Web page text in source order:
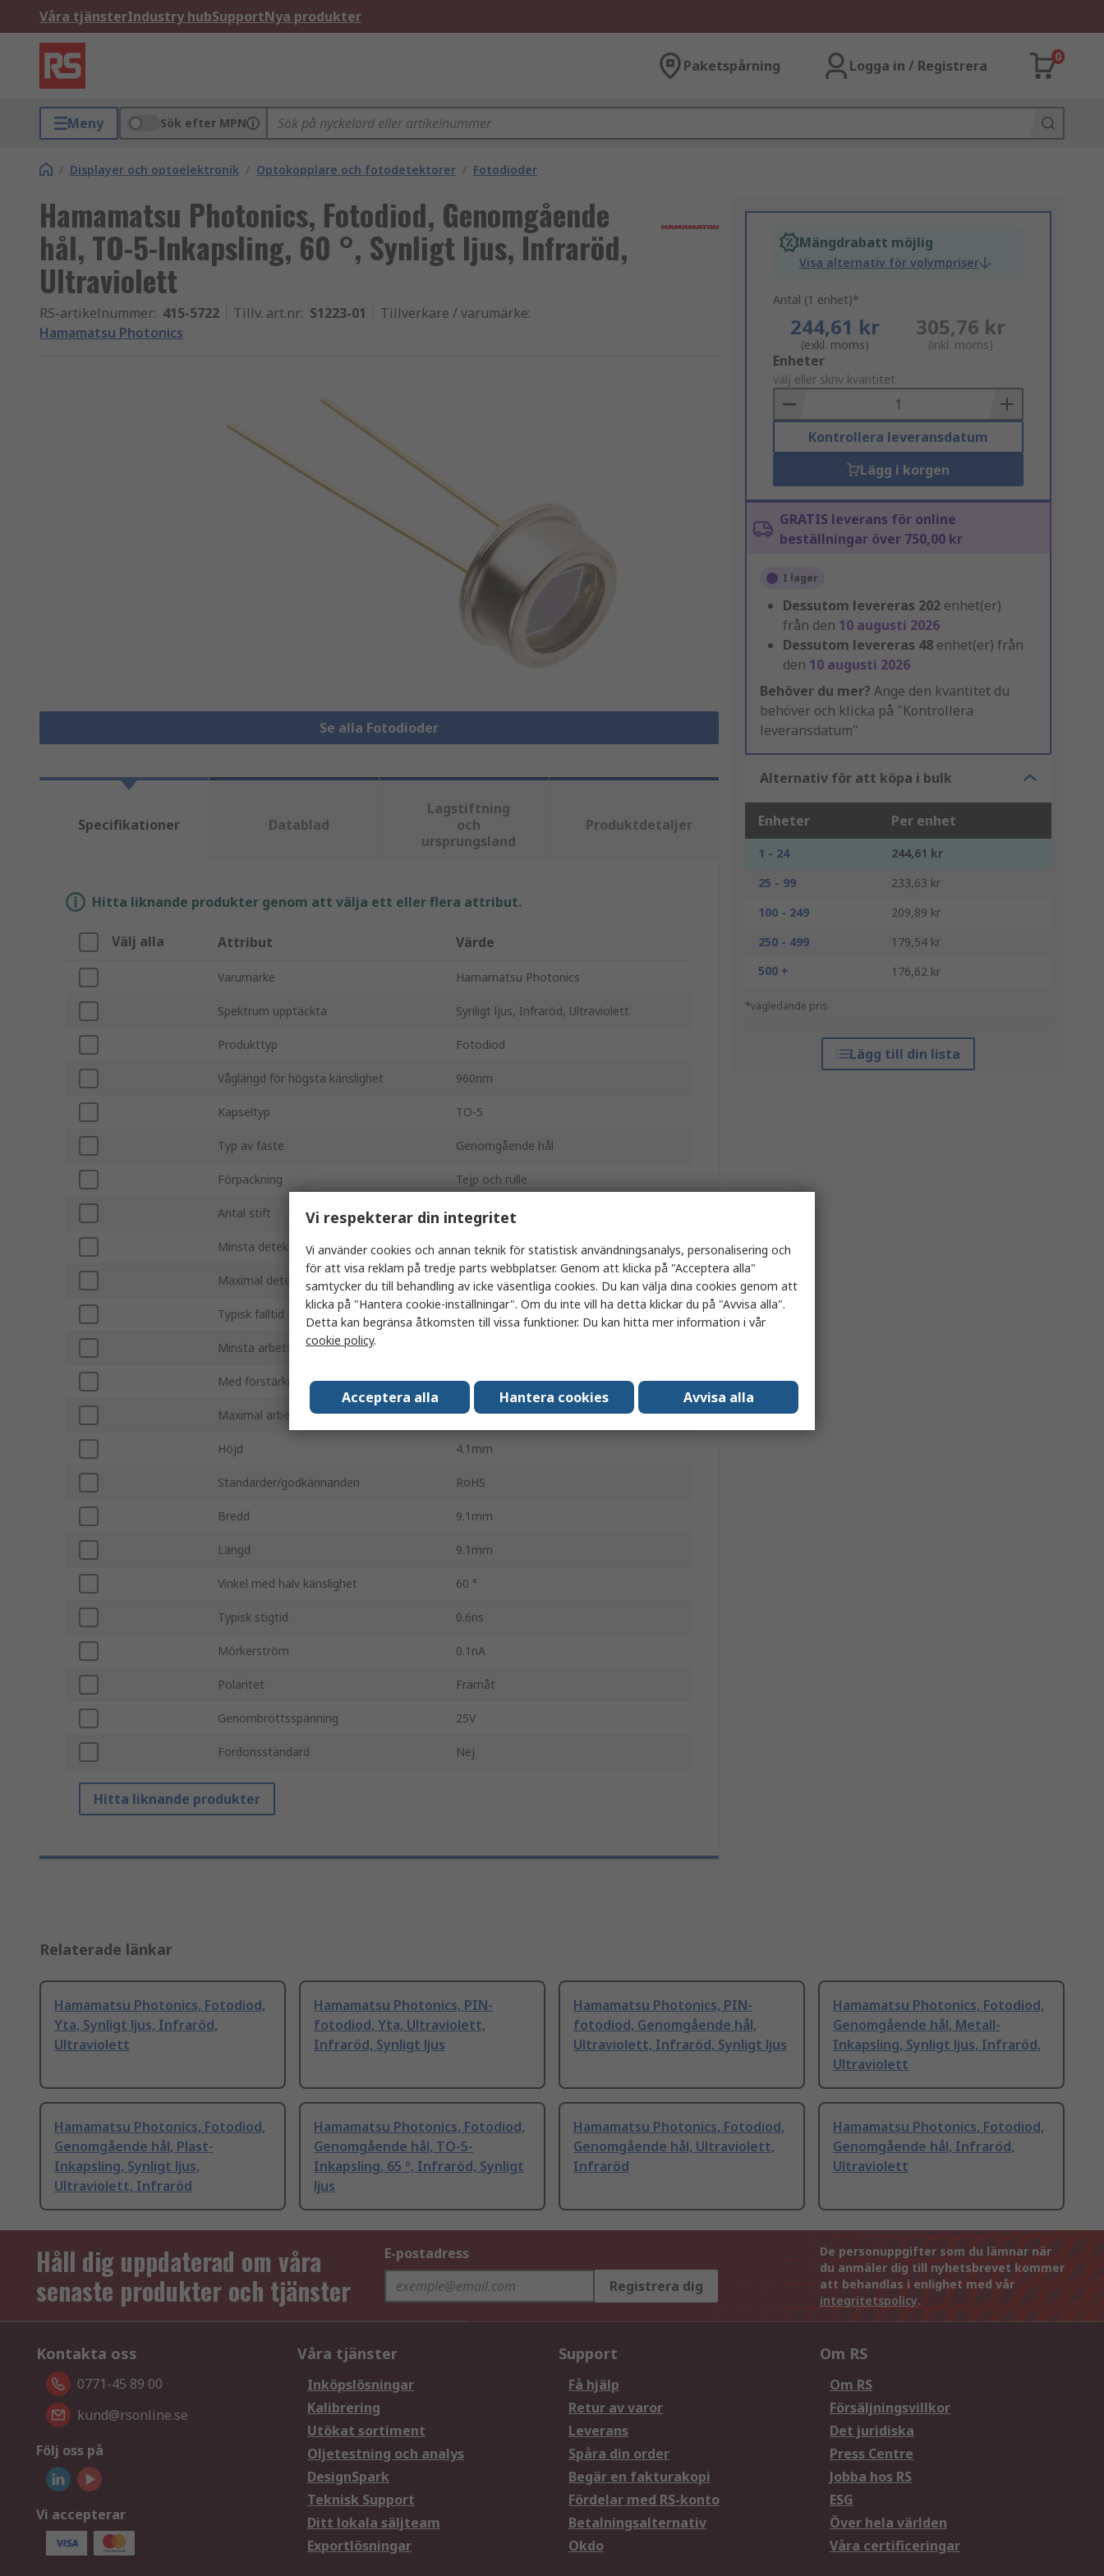
Våra tjänsterIndustry hubSupportNya produkter
Paketspårning Logga in / Registrera
0
Meny Sök efter MPN
/ Displayer och optoelektronik / Optokopplare och fotodetektorer / Fotodioder
Hamamatsu Photonics, Fotodiod, Genomgående
hål, TO-5-Inkapsling, 60 °, Synligt ljus, Infraröd,
Ultraviolett
RS-artikelnummer: 415-5722 Tillv. art.nr: S1223-01 Tillverkare / varumärke:
Hamamatsu Photonics
Se alla Fotodioder
Mängdrabatt möjlig
Visa alternativ för volympriser
Antal (1 enhet)*
244,61 kr
(exkl. moms)
305,76 kr
(inkl. moms)
Add
to
Basket
Enheter
välj eller skriv kvantitet
Kontrollera leveransdatum
Lägg i korgen
GRATIS leverans för online
beställningar över 750,00 kr
I lager
Dessutom levereras 202 enhet(er)
från den 10 augusti 2026
Dessutom levereras 48 enhet(er) från
den 10 augusti 2026
Behöver du mer? Ange den kvantitet du
behöver och klicka på "Kontrollera
leveransdatum"
Alternativ för att köpa i bulk
Enheter Per enhet
1 - 24
244,61 kr
25 - 99
233,63 kr
100 - 249
209,89 kr
250 - 499
179,54 kr
500 +
176,62 kr
*vägledande pris
Lägg till din lista
Specifikationer Datablad
Lagstiftning
och
ursprungsland
Produktdetaljer
Hitta liknande produkter genom att välja ett eller flera attribut.
Välj alla Attribut Värde
Varumärke Hamamatsu Photonics
Spektrum upptäckta Synligt ljus, Infraröd, Ultraviolett
Produkttyp Fotodiod
Våglängd för högsta känslighet 960nm
Kapseltyp TO-5
Typ av fäste Genomgående hål
Förpackning Tejp och rulle
Antal stift 2
Minsta detekterade våglängd 320nm
Maximal detekterad våglängd 1100nm
Typisk falltid 0.6ns
Minsta arbetsstemperatur
Med förstärkning Nej
Maximal arbetstemperatur 85°C
Höjd 4.1mm
Standarder/godkännanden RoHS
Bredd 9.1mm
Längd 9.1mm
Vinkel med halv känslighet 60 °
Typisk stigtid 0.6ns
Mörkerström 0.1nA
Polaritet Framåt
Genombrottsspänning 25V
Fordonsstandard Nej
Hitta liknande produkter
Relaterade länkar
Hamamatsu Photonics, Fotodiod,
Yta, Synligt ljus, Infraröd,
Ultraviolett
Hamamatsu Photonics, PIN-
fotodiod, Yta, Ultraviolett,
Infraröd, Synligt ljus
Hamamatsu Photonics, PIN-
fotodiod, Genomgående hål,
Ultraviolett, Infraröd, Synligt ljus
Hamamatsu Photonics, Fotodiod,
Genomgående hål, Metall-
Inkapsling, Synligt ljus, Infraröd,
Ultraviolett
Hamamatsu Photonics, Fotodiod,
Genomgående hål, Plast-
Inkapsling, Synligt ljus,
Ultraviolett, Infraröd
Hamamatsu Photonics, Fotodiod,
Genomgående hål, TO-5-
Inkapsling, 65 °, Infraröd, Synligt
ljus
Hamamatsu Photonics, Fotodiod,
Genomgående hål, Ultraviolett,
Infraröd
Hamamatsu Photonics, Fotodiod,
Genomgående hål, Infraröd,
Ultraviolett
Håll dig uppdaterad om våra
senaste produkter och tjänster
E-postadress
Registrera dig
De personuppgifter som du lämnar när
du anmäler dig till nyhetsbrevet kommer
att behandlas i enlighet med vår
integritetspolicy.
Kontakta oss
0771-45 89 00
kund@rsonline.se
Följ oss på
Vi accepterar
Våra tjänster
Inköpslösningar
Kalibrering
Utökat sortiment
Oljetestning och analys
DesignSpark
Teknisk Support
Ditt lokala säljteam
Exportlösningar
Support
Få hjälp
Retur av varor
Leverans
Spåra din order
Begär en fakturakopi
Fördelar med RS-konto
Betalningsalternativ
Okdo
Om RS
Om RS
Försäljningsvillkor
Det juridiska
Press Centre
Jobba hos RS
ESG
Över hela världen
Våra certificeringar
Vi respekterar din integritet
Vi använder cookies och annan teknik för statistisk användningsanalys, personalisering och
för att visa reklam på tredje parts webbplatser. Genom att klicka på "Acceptera alla"
samtycker du till behandling av icke väsentliga cookies. Du kan välja dina cookies genom att
klicka på "Hantera cookie-inställningar". Om du inte vill ha detta klickar du på "Avvisa alla".
Detta kan begränsa åtkomsten till vissa funktioner. Du kan hitta mer information i vår
cookie policy.
Acceptera alla Hantera cookies Avvisa alla